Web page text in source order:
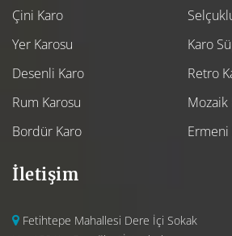
Çini Karo
Yer Karosu
Desenli Karo
Rum Karosu
Bordür Karo
Karo
Retro
Mozaik
Ermeni
İletişim
Fetihtepe Mahallesi Dere İçi Sokak